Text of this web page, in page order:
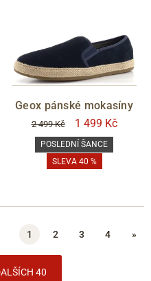
Geox pánské mokasíny
2 499 Kč 1 499 Kč
POSLEDNÍ ŠANCE
SLEVA 40 %
1 2 3 4 »
40